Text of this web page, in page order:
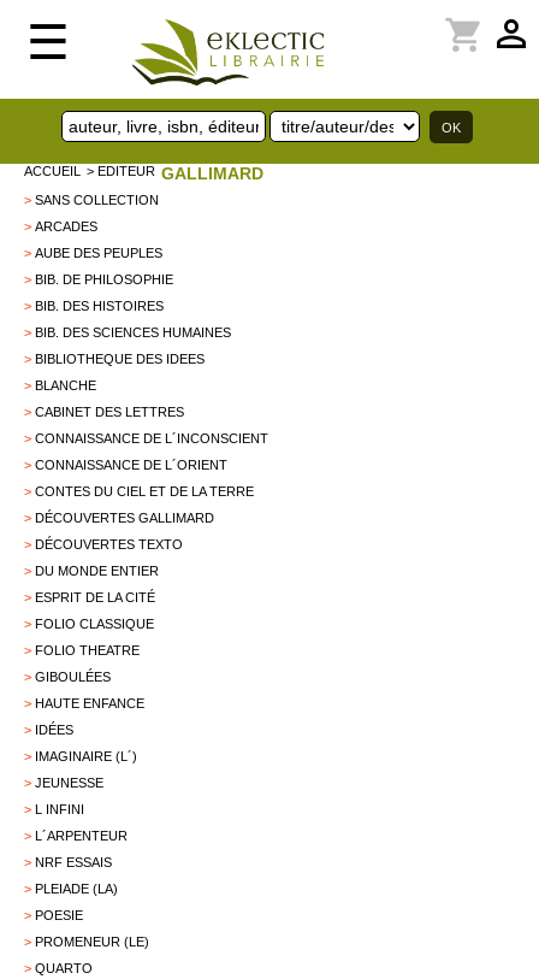
☰ perm_identity
shopping_cart
ACCUEIL > EDITEUR GALLIMARD
> SANS COLLECTION
> ARCADES
> AUBE DES PEUPLES
> BIB. DE PHILOSOPHIE
> BIB. DES HISTOIRES
> BIB. DES SCIENCES HUMAINES
> BIBLIOTHEQUE DES IDEES
> BLANCHE
> CABINET DES LETTRES
> CONNAISSANCE DE L´INCONSCIENT
> CONNAISSANCE DE L´ORIENT
> CONTES DU CIEL ET DE LA TERRE
> DÉCOUVERTES GALLIMARD
> DÉCOUVERTES TEXTO
> DU MONDE ENTIER
> ESPRIT DE LA CITÉ
> FOLIO CLASSIQUE
> FOLIO THEATRE
> GIBOULÉES
> HAUTE ENFANCE
> IDÉES
> IMAGINAIRE (L´)
> JEUNESSE
> L INFINI
> L´ARPENTEUR
> NRF ESSAIS
> PLEIADE (LA)
> POESIE
> PROMENEUR (LE)
> QUARTO